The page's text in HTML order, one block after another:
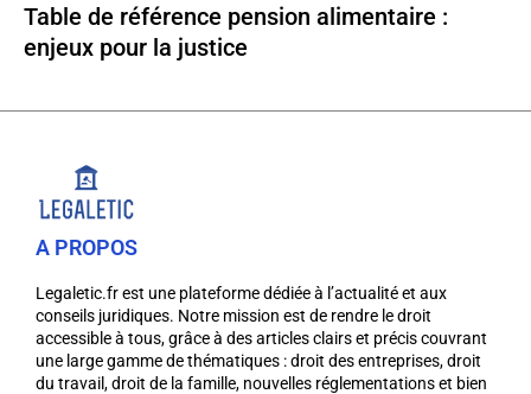
Table de référence pension alimentaire :
enjeux pour la justice
A PROPOS
Legaletic.fr est une plateforme dédiée à l’actualité et aux
conseils juridiques. Notre mission est de rendre le droit
accessible à tous, grâce à des articles clairs et précis couvrant
une large gamme de thématiques : droit des entreprises, droit
du travail, droit de la famille, nouvelles réglementations et bien